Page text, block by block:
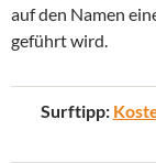
auf den Namen
geführt wird.
Surftipp: